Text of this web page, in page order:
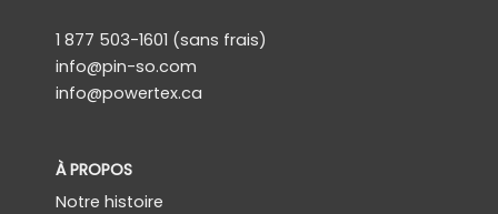
1 877 503-1601 (sans frais)
info@pin-so.com
info@powertex.ca
À PROPOS
Notre histoire